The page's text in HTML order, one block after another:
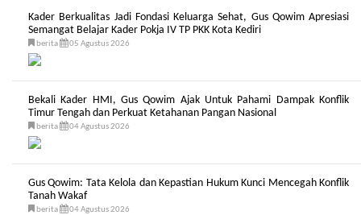
Kader Berkualitas Jadi Fondasi Keluarga Sehat, Gus Qowim Apresiasi
Semangat Belajar Kader Pokja IV TP PKK Kota Kediri
berita 05 Agustus 2026
Bekali Kader HMI, Gus Qowim Ajak Untuk Pahami Dampak Konflik
Timur Tengah dan Perkuat Ketahanan Pangan Nasional
berita 04 Agustus 2026
Gus Qowim: Tata Kelola dan Kepastian Hukum Kunci Mencegah Konflik
Tanah Wakaf
berita 04 Agustus 2026